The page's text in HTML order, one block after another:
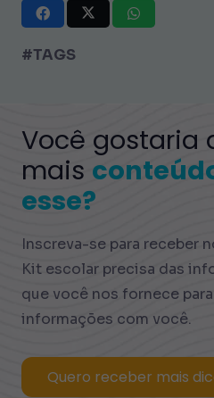
#TAGS
Você gostaria
mais
esse?
Inscreva-se para receber
Kit escolar precisa das
que você nos fornece
informações com você.
Quero receber mais